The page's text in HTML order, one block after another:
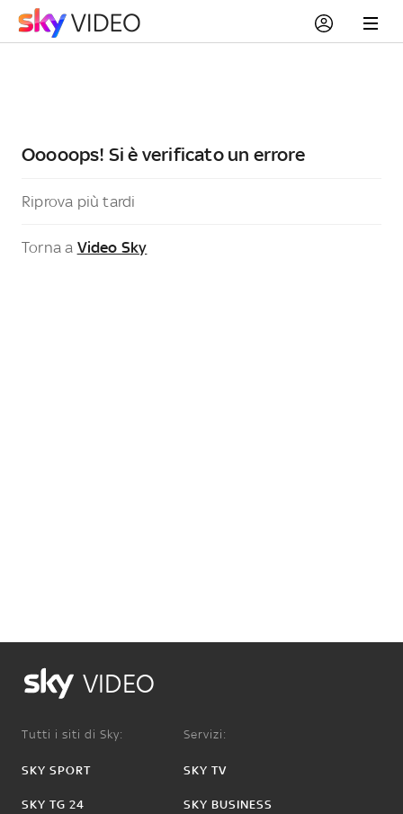
Ooooops! Si è verificato un errore
Riprova più tardi
Torna a Video Sky
VIDEO
Tutti i siti di Sky:
SKY SPORT
SKY TG 24
Servizi:
SKY TV
SKY BUSINESS